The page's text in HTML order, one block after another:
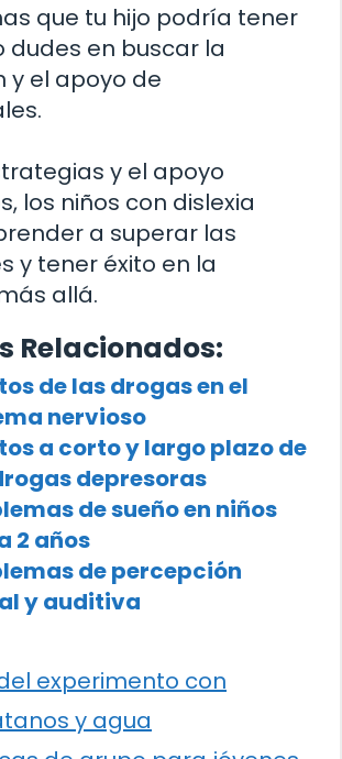
que tu hijo podría tener
dudes en buscar la
y el apoyo de
y el apoyo
los niños con dislexia
a superar las
y tener éxito en la
allá.
Relacionados:
de las drogas en el
nervioso
a corto y largo plazo de
depresoras
de sueño en niños
2 años
de percepción
y auditiva
experimento con
y agua